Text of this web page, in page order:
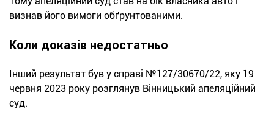
визнав його вимоги обґрунтованими.
Коли доказів недостатньо
Інший результат був у справі №127/30670/22, яку 19
червня 2023 року розглянув Вінницький апеляційний
суд.